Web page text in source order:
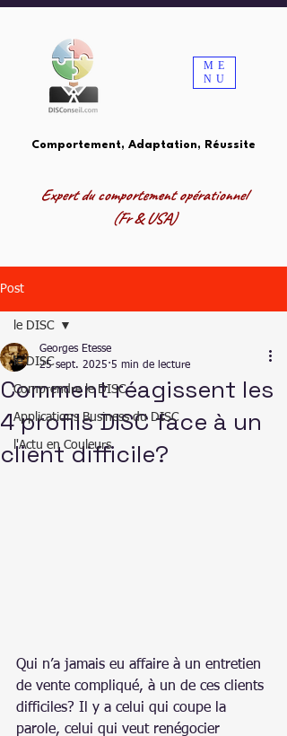
ME
NU
Comportement, Adaptation, Réussite
Expert du comportement opérationnel
(Fr & USA)
Post
le DISC
Comprendre le DISC
Applications Business du DISC
l'Actu en Couleurs
le DISC
Comment réagissent les
4 profils DISC face à un
client difficile?
Georges Etesse
25 sept. 2025 5 min de lecture
Qui n’a jamais eu affaire à un entretien
de vente compliqué, à un de ces clients
difficiles? Il y a celui qui coupe la
parole, celui qui veut renégocier